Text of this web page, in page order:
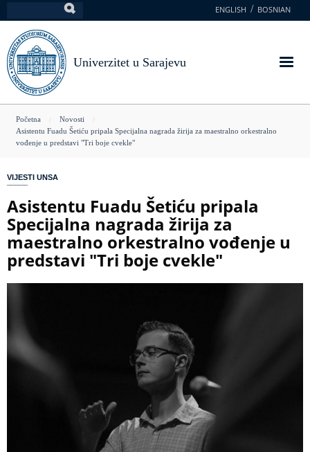
na
glavni
sadržaj
ENGLISH BOSNIAN
Univerzitet u Sarajevu
You
are
Početna
Novosti
Asistentu Fuadu Šetiću pripala Specijalna nagrada žirija za maestralno orkestralno
vođenje u predstavi "Tri boje cvekle"
VIJESTI UNSA
Asistentu Fuadu Šetiću pripala
Specijalna nagrada žirija za
maestralno orkestralno vođenje u
predstavi "Tri boje cvekle"